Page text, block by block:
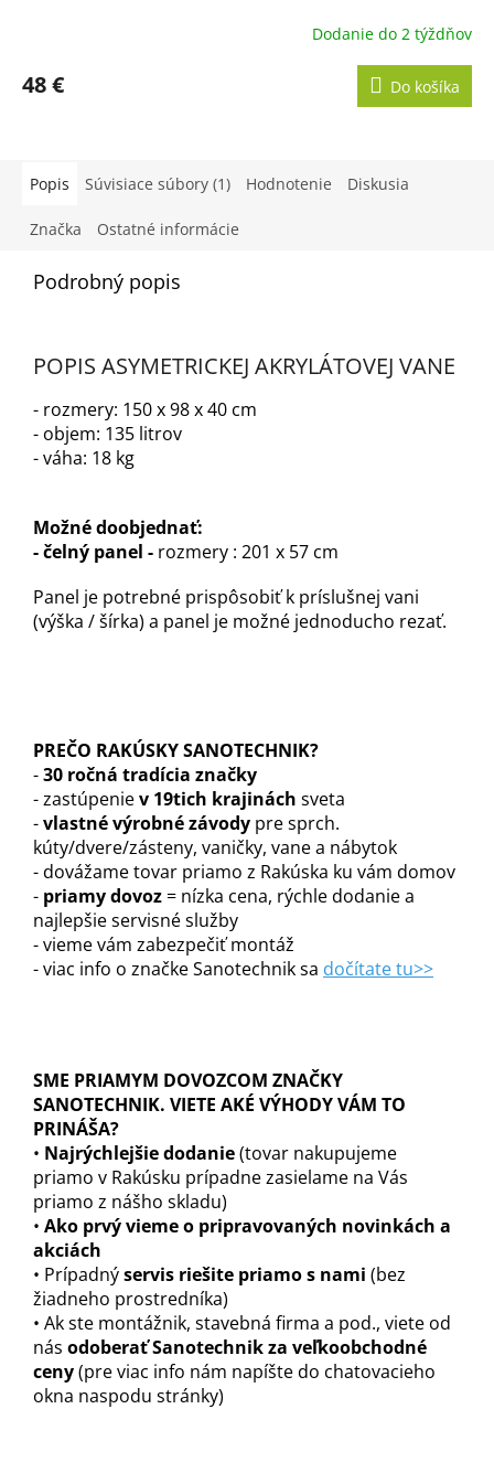
Dodanie do 2 týždňov
48 € Do košíka
Popis Súvisiace súbory (1) Hodnotenie Diskusia
Značka Ostatné informácie
Podrobný popis
POPIS ASYMETRICKEJ AKRYLÁTOVEJ VANE
- rozmery: 150 x 98 x 40 cm
- objem: 135 litrov
- váha: 18 kg
Možné doobjednať:
- čelný panel - rozmery : 201 x 57 cm
Panel je potrebné prispôsobiť k príslušnej vani
(výška / šírka) a panel je možné jednoducho rezať.
PREČO RAKÚSKY SANOTECHNIK?
-30 ročná tradícia značky
- zastúpeniev 19tich krajinách sveta
-vlastné výrobné závody pre sprch.
kúty/dvere/zásteny, vaničky, vane a nábytok
- dovážame tovar priamo z Rakúska ku vám domov
- priamy dovoz= nízka cena, rýchle dodanie a
najlepšie servisné služby
- vieme vám zabezpečiť montáž
- viac info o značke Sanotechnik sa dočítate tu>>
SME PRIAMYM DOVOZCOM ZNAČKY
SANOTECHNIK. VIETE AKÉ VÝHODY VÁM TO
PRINÁŠA?
• Najrýchlejšie dodanie(tovar nakupujeme
priamo v Rakúsku prípadne zasielame na Vás
priamo z nášho skladu)
• Ako prvý vieme o pripravovaných novinkách a
akciách
• Prípadnýservis riešite priamo s nami (bez
žiadneho prostredníka)
• Ak ste montážnik, stavebná firma a pod., viete od
nás odoberať Sanotechnik za veľkoobchodné
ceny(pre viac info nám napíšte do chatovacieho
okna naspodu stránky)